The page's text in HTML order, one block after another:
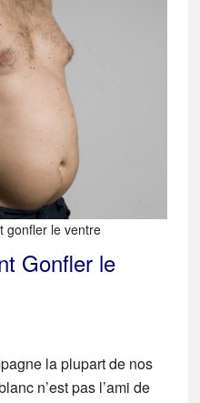
gonfler le ventre
Gonfler le
la plupart de nos
n’est pas l’ami de